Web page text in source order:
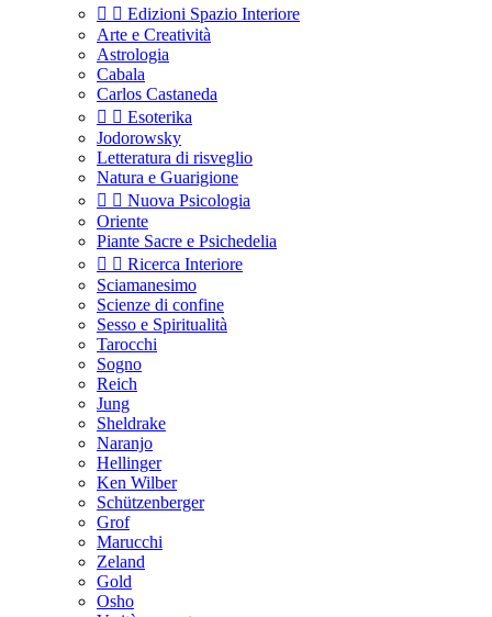
  Edizioni Spazio Interiore
Arte e Creatività
Astrologia
Cabala
Carlos Castaneda
  Esoterika
Jodorowsky
Letteratura di risveglio
Natura e Guarigione
  Nuova Psicologia
Oriente
Piante Sacre e Psichedelia
  Ricerca Interiore
Sciamanesimo
Scienze di confine
Sesso e Spiritualità
Tarocchi
Sogno
Reich
Jung
Sheldrake
Naranjo
Hellinger
Ken Wilber
Schützenberger
Grof
Marucchi
Zeland
Gold
Osho